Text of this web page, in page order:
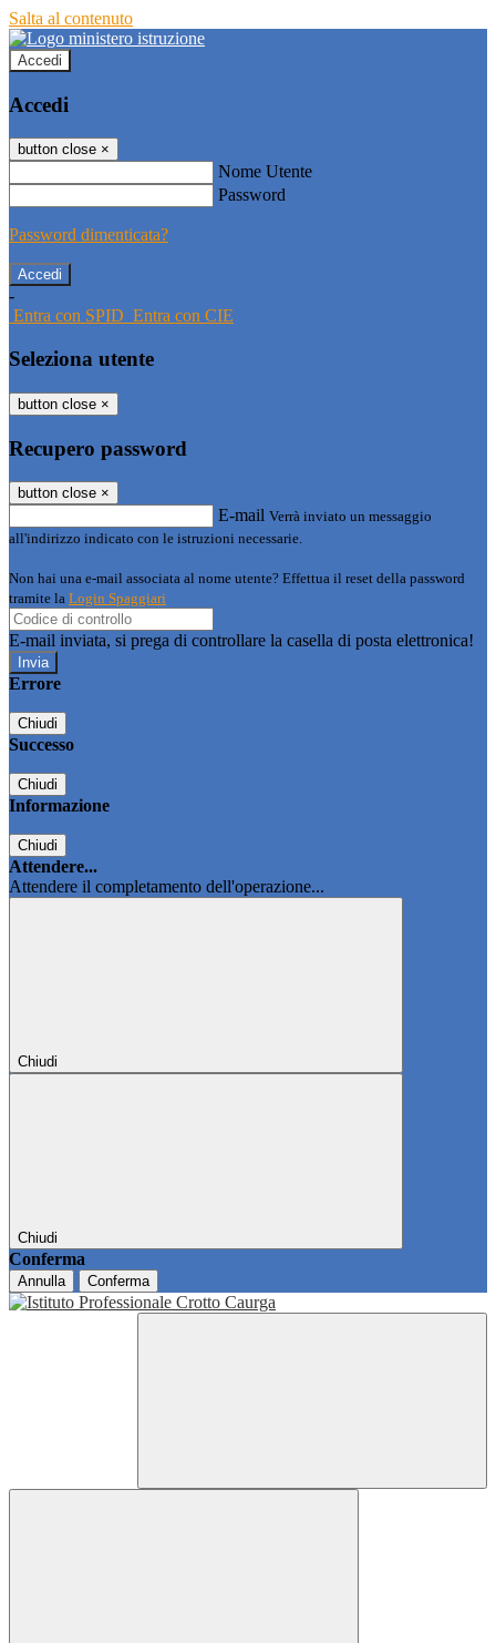
Salta al contenuto
Accedi
Accedi
button close ×
Nome Utente
Password
Password dimenticata?
-
Entra con SPID Entra con CIE
Seleziona utente
button close ×
Recupero password
button close ×
E-mail Verrà inviato un messaggio
all'indirizzo indicato con le istruzioni necessarie.
Non hai una e-mail associata al nome utente? Effettua il reset della password
tramite la Login Spaggiari
E-mail inviata, si prega di controllare la casella di posta elettronica!
Errore
Chiudi
Successo
Chiudi
Informazione
Chiudi
Attendere...
Attendere il completamento dell'operazione...
Chiudi
Chiudi
Conferma
Annulla Conferma